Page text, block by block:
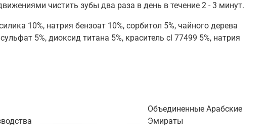
чистить зубы двa рaзa в день в течение 2 - 3 минут.
10%, натрия бензоат 10%, сорбитол 5%, чайного дерева
5%, диоксид титана 5%, краситель cl 77499 5%, натрия
Объединенные Арабские
Эмираты